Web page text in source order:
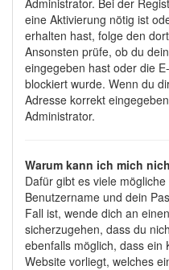
Administrator. Bei der
eine Aktivierung nötig ist
erhalten hast, folge den
Ansonsten prüfe, ob du
eingegeben hast oder die
blockiert wurde. Wenn du
Adresse korrekt
Administrator.
Warum kann ich mich
Dafür gibt es viele
Benutzername und dein
Fall ist, wende dich an
sicherzugehen, dass du
ebenfalls möglich, dass ein
Website vorliegt, welches